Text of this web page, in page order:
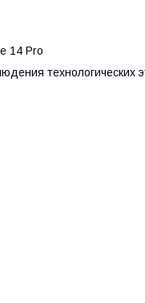
14 Pro
технологических